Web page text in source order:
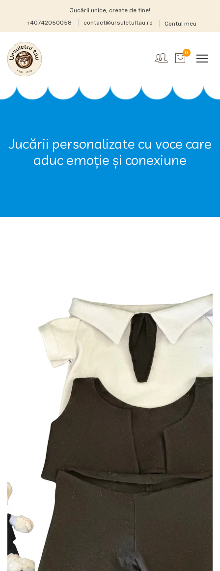
Jucării unice, create de tine!
+40742050058
contact@ursuletultau.ro Contul meu
0
Jucării personalizate cu voce care
aduc emoție și conexiune